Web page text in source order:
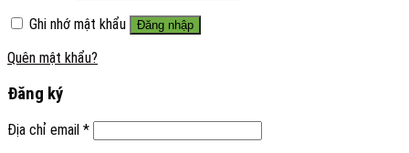
Ghi nhớ mật khẩu
Đăng nhập
Quên mật khẩu?
Đăng ký
Địa chỉ email *